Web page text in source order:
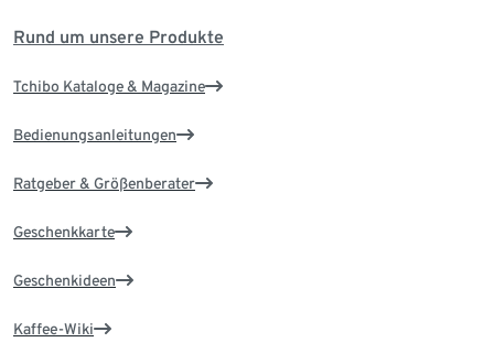
Rund um unsere Produkte
Tchibo Kataloge & Magazine
Bedienungsanleitungen
Ratgeber & Größenberater
Geschenkkarte
Geschenkideen
Kaffee-Wiki